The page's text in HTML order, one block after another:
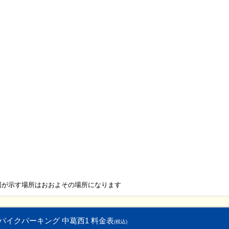
示す場所はおおよその場所になります
イクパーキング 中葛西1 料金表(税込)